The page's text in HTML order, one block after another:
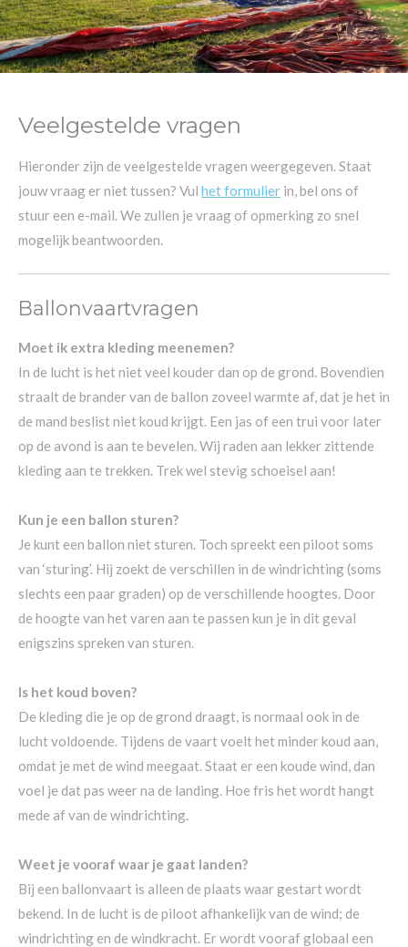
Veelgestelde vragen
Hieronder zijn de veelgestelde vragen weergegeven. Staat
jouw vraag er niet tussen? Vul het formulier in, bel ons of
stuur een e-mail. We zullen je vraag of opmerking zo snel
mogelijk beantwoorden.
Ballonvaartvragen
Moet ik extra kleding meenemen?
In de lucht is het niet veel kouder dan op de grond. Bovendien
straalt de brander van de ballon zoveel warmte af, dat je het in
de mand beslist niet koud krijgt. Een jas of een trui voor later
op de avond is aan te bevelen. Wij raden aan lekker zittende
kleding aan te trekken. Trek wel stevig schoeisel aan!
Kun je een ballon sturen?
Je kunt een ballon niet sturen. Toch spreekt een piloot soms
van ‘sturing’. Hij zoekt de verschillen in de windrichting (soms
slechts een paar graden) op de verschillende hoogtes. Door
de hoogte van het varen aan te passen kun je in dit geval
enigszins spreken van sturen.
Is het koud boven?
De kleding die je op de grond draagt, is normaal ook in de
lucht voldoende. Tijdens de vaart voelt het minder koud aan,
omdat je met de wind meegaat. Staat er een koude wind, dan
voel je dat pas weer na de landing. Hoe fris het wordt hangt
mede af van de windrichting.
Weet je vooraf waar je gaat landen?
Bij een ballonvaart is alleen de plaats waar gestart wordt
bekend. In de lucht is de piloot afhankelijk van de wind; de
windrichting en de windkracht. Er wordt vooraf globaal een